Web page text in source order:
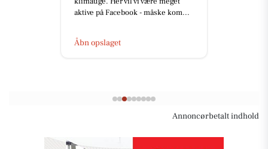
aktive på Facebook - måske kom...
Åbn opslaget
Annoncørbetalt indhold